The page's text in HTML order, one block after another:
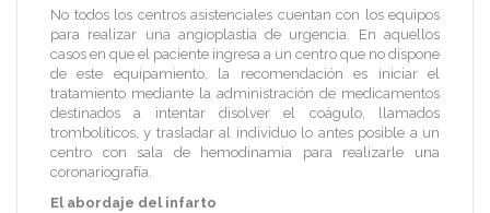
No todos los centros asistenciales cuentan con los equipos
para realizar una angioplastia de urgencia. En aquellos
casos en que el paciente ingresa a un centro que no dispone
de este equipamiento, la recomendación es iniciar el
tratamiento mediante la administración de medicamentos
destinados a intentar disolver el coágulo, llamados
trombolíticos, y trasladar al individuo lo antes posible a un
centro con sala de hemodinamia para realizarle una
coronariografía.
El abordaje del infarto